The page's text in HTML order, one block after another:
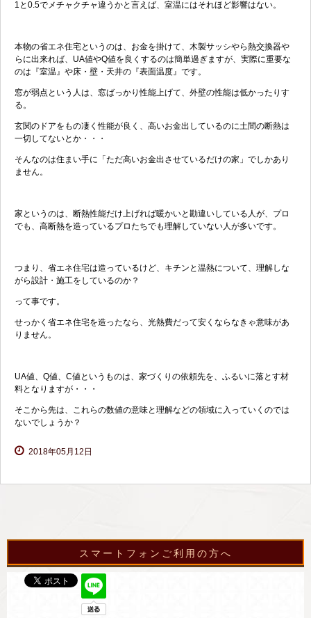
1と0.5でメチャクチャ違うかと言えば、室温にはそれほど影響はない。
本物の省エネ住宅というのは、お金を掛けて、木製サッシやら熱交換器や
らに出来れば、UA値やQ値を良くするのは簡単過ぎますが、実際に重要な
のは『室温』や床・壁・天井の『表面温度』です。
窓が弱点という人は、窓ばっかり性能上げて、外壁の性能は低かったりす
る。
玄関のドアをもの凄く性能が良く、高いお金出しているのに土間の断熱は
一切してないとか・・・
そんなのは住まい手に「ただ高いお金出させているだけの家」でしかあり
ません。
家というのは、断熱性能だけ上げれば暖かいと勘違いしている人が、プロ
でも、高断熱を造っているプロたちでも理解していない人が多いです。
つまり、省エネ住宅は造っているけど、キチンと温熱について、理解しな
がら設計・施工をしているのか？
って事です。
せっかく省エネ住宅を造ったなら、光熱費だって安くならなきゃ意味があ
りません。
UA値、Q値、C値というものは、家づくりの依頼先を、ふるいに落とす材
料となりますが・・・
そこから先は、これらの数値の意味と理解などの領域に入っていくのでは
ないでしょうか？
2018年05月12日
スマートフォンご利用の方へ